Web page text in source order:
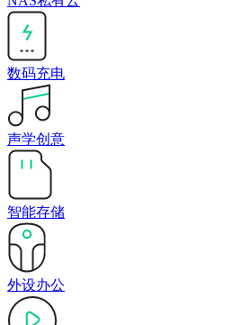
数码充电
声学创意
智能存储
外设办公